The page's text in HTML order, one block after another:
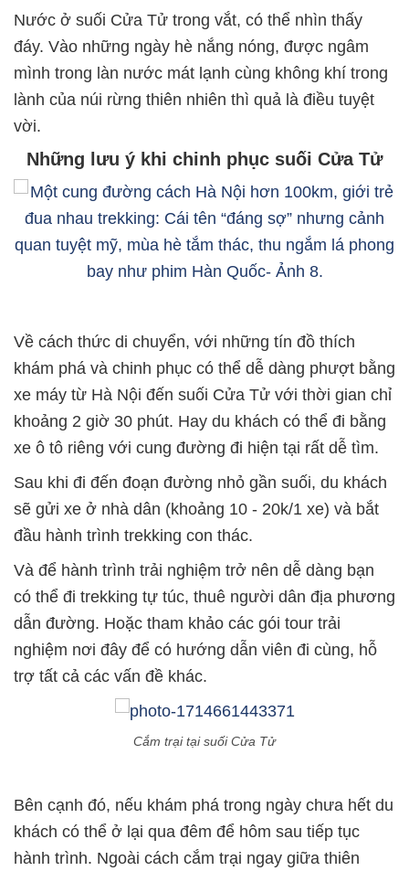
Nước ở suối Cửa Tử trong vắt, có thể nhìn thấy
đáy. Vào những ngày hè nắng nóng, được ngâm
mình trong làn nước mát lạnh cùng không khí trong
lành của núi rừng thiên nhiên thì quả là điều tuyệt
vời.
Những lưu ý khi chinh phục suối Cửa Tử
Về cách thức di chuyển, với những tín đồ thích
khám phá và chinh phục có thể dễ dàng phượt bằng
xe máy từ Hà Nội đến suối Cửa Tử với thời gian chỉ
khoảng 2 giờ 30 phút. Hay du khách có thể đi bằng
xe ô tô riêng với cung đường đi hiện tại rất dễ tìm.
Sau khi đi đến đoạn đường nhỏ gần suối, du khách
sẽ gửi xe ở nhà dân (khoảng 10 - 20k/1 xe) và bắt
đầu hành trình trekking con thác.
Và để hành trình trải nghiệm trở nên dễ dàng bạn
có thể đi trekking tự túc, thuê người dân địa phương
dẫn đường. Hoặc tham khảo các gói tour trải
nghiệm nơi đây để có hướng dẫn viên đi cùng, hỗ
trợ tất cả các vấn đề khác.
Cắm trại tại suối Cửa Tử
Bên cạnh đó, nếu khám phá trong ngày chưa hết du
khách có thể ở lại qua đêm để hôm sau tiếp tục
hành trình. Ngoài cách cắm trại ngay giữa thiên